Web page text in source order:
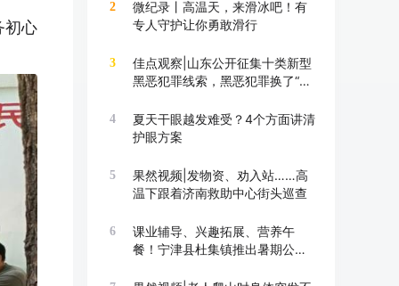
初心
2
微纪录丨高温天，来滑冰吧！有
专人守护让你勇敢滑行
3
佳点观察|山东公开征集十类新型
黑恶犯罪线索，黑恶犯罪换了“马
4
夏天干眼越发难受？4个方面讲清
护眼方案
5
果然视频|发物资、劝入站……高
温下跟着济南救助中心街头巡查
6
课业辅导、兴趣拓展、营养午
餐！宁津县杜集镇推出暑期公益